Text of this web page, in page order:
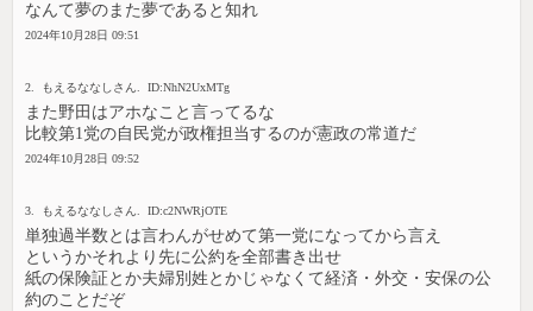
なんて夢のまた夢であると知れ
2024年10月28日 09:51
2. もえるななしさん. ID:NhN2UxMTg
また野田はアホなこと言ってるな
比較第1党の自民党が政権担当するのが憲政の常道だ
2024年10月28日 09:52
3. もえるななしさん. ID:c2NWRjOTE
単独過半数とは言わんがせめて第一党になってから言え
というかそれより先に公約を全部書き出せ
紙の保険証とか夫婦別姓とかじゃなくて経済・外交・安保の公
約のことだぞ